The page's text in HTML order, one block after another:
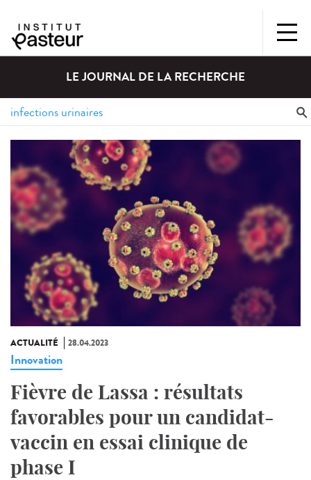
LE JOURNAL DE LA RECHERCHE
ACTUALITÉ 28.04.2023
Innovation
Fièvre de Lassa : résultats
favorables pour un candidat-
vaccin en essai clinique de
phase I